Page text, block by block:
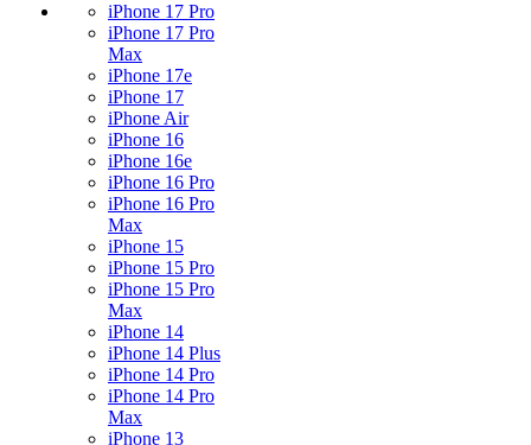
iPhone 17 Pro
iPhone 17 Pro
Max
iPhone 17e
iPhone 17
iPhone Air
iPhone 16
iPhone 16e
iPhone 16 Pro
iPhone 16 Pro
Max
iPhone 15
iPhone 15 Pro
iPhone 15 Pro
Max
iPhone 14
iPhone 14 Plus
iPhone 14 Pro
iPhone 14 Pro
Max
iPhone 13